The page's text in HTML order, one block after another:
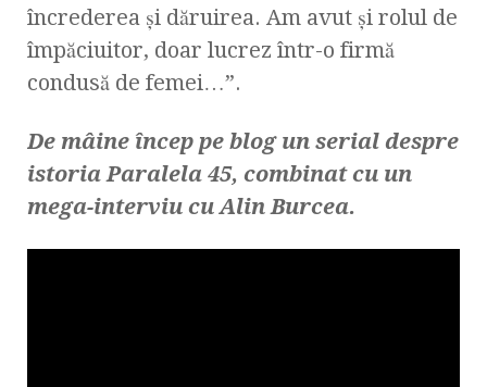
încrederea şi dăruirea. Am avut şi rolul de
împăciuitor, doar lucrez într-o firmă
condusă de femei…”.
De mâine încep pe blog un serial despre
istoria Paralela 45, combinat cu un
mega-interviu cu Alin Burcea.